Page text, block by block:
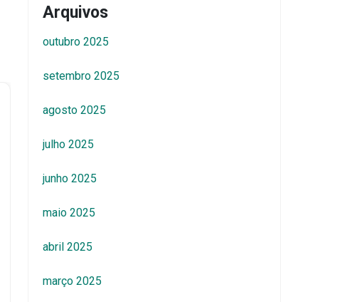
Arquivos
outubro 2025
setembro 2025
agosto 2025
julho 2025
junho 2025
maio 2025
abril 2025
março 2025